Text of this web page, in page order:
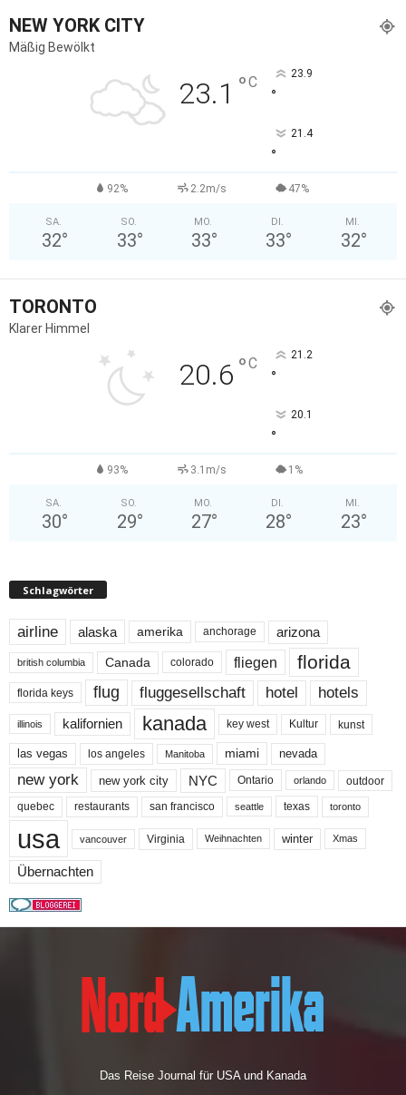
NEW YORK CITY
Mäßig Bewölkt
23.1 °C 23.9
°
21.4
°
92% 2.2m/s 47%
SA.
32°
SO.
33°
MO.
33°
DI.
33°
MI.
32°
TORONTO
Klarer Himmel
20.6 °C 21.2
°
20.1
°
93% 3.1m/s 1%
SA.
30°
SO.
29°
MO.
27°
DI.
28°
MI.
23°
Schlagwörter
airline alaska amerika anchorage arizona
british columbia Canada colorado fliegen florida
florida keys flug fluggesellschaft hotel hotels
illinois kalifornien kanada key west Kultur kunst
las vegas los angeles Manitoba miami nevada
new york new york city NYC Ontario orlando outdoor
quebec restaurants san francisco seattle texas toronto
usa vancouver Virginia Weihnachten winter Xmas
Übernachten
Das Reise Journal für USA und Kanada